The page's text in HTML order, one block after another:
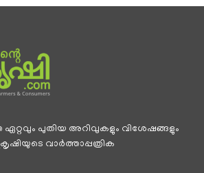
പുതിയ അറിവുകളും വിശേഷങ്ങളും
വാര്‍ത്താപ്പത്രിക